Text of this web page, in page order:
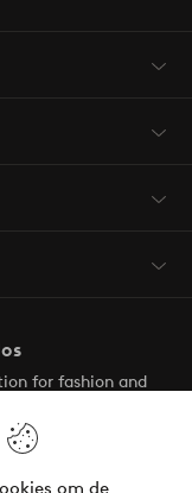
om de
for fashion and
look is here!